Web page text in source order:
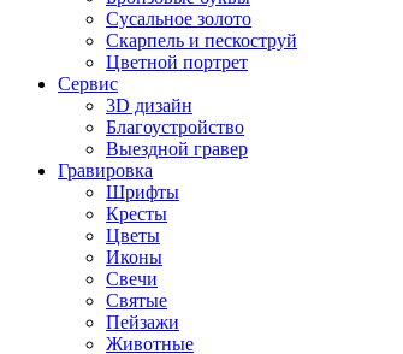
Сусальное золото
Скарпель и пескоструй
Цветной портрет
Сервис
3D дизайн
Благоустройство
Выездной гравер
Гравировка
Шрифты
Кресты
Цветы
Иконы
Свечи
Святые
Пейзажи
Животные